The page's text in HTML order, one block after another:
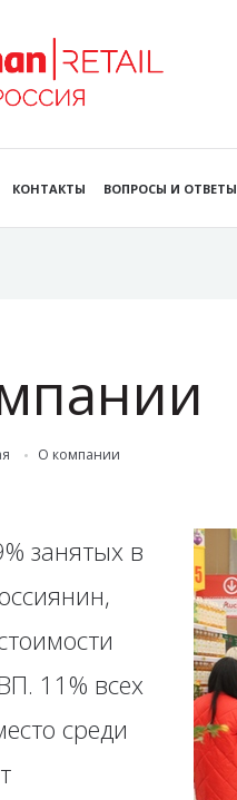
КОНТАКТЫ ВОПРОСЫ И ОТВЕТЫ
О компании
занятых в
11% всех
среди